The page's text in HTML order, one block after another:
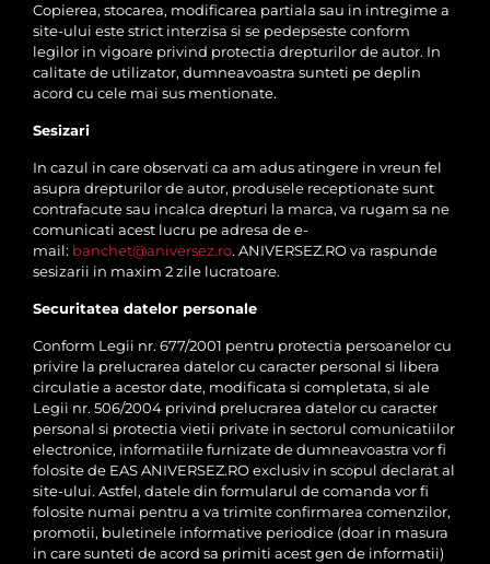
Copierea, stocarea, modificarea partiala sau in intregime a
site-ului este strict interzisa si se pedepseste conform
legilor in vigoare privind protectia drepturilor de autor. In
calitate de utilizator, dumneavoastra sunteti pe deplin
acord cu cele mai sus mentionate.
Sesizari
In cazul in care observati ca am adus atingere in vreun fel
asupra drepturilor de autor, produsele receptionate sunt
contrafacute sau incalca drepturi la marca, va rugam sa ne
comunicati acest lucru pe adresa de e-
mail: banchet@aniversez.ro. ANIVERSEZ.RO va raspunde
sesizarii in maxim 2 zile lucratoare.
Securitatea datelor personale
Conform Legii nr. 677/2001 pentru protectia persoanelor cu
privire la prelucrarea datelor cu caracter personal si libera
circulatie a acestor date, modificata si completata, si ale
Legii nr. 506/2004 privind prelucrarea datelor cu caracter
personal si protectia vietii private in sectorul comunicatiilor
electronice, informatiile furnizate de dumneavoastra vor fi
folosite de EAS ANIVERSEZ.RO exclusiv in scopul declarat al
site-ului. Astfel, datele din formularul de comanda vor fi
folosite numai pentru a va trimite confirmarea comenzilor,
promotii, buletinele informative periodice (doar in masura
in care sunteti de acord sa primiti acest gen de informatii)